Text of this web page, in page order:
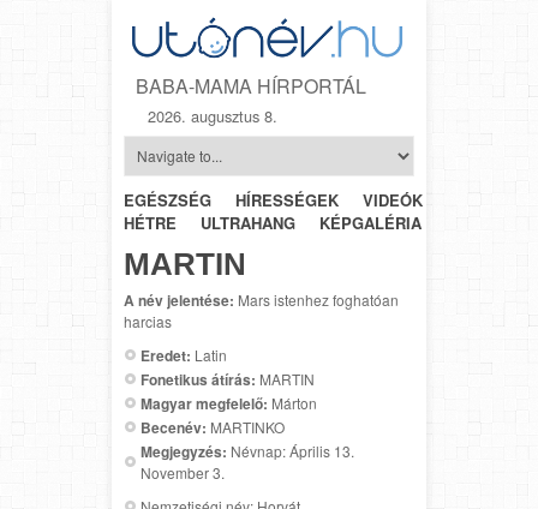
BABA-MAMA HÍRPORTÁL
2026. augusztus 8.
EGÉSZSÉG HÍRESSÉGEK VIDEÓK
HÉTRŐL-
HÉTRE
ULTRAHANG KÉPGALÉRIA
MARTIN
A név jelentése: Mars istenhez foghatóan
harcias
Eredet: Latin
Fonetikus átírás: MARTIN
Magyar megfelelő: Márton
Becenév: MARTINKO
Megjegyzés: Névnap: Április 13.
November 3.